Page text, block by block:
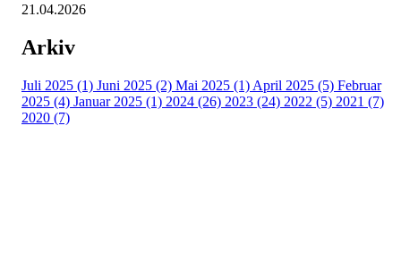
21.04.2026
Arkiv
Juli 2025 (1) Juni 2025 (2) Mai 2025 (1) April 2025 (5) Februar
2025 (4) Januar 2025 (1) 2024 (26) 2023 (24) 2022 (5) 2021 (7)
2020 (7)